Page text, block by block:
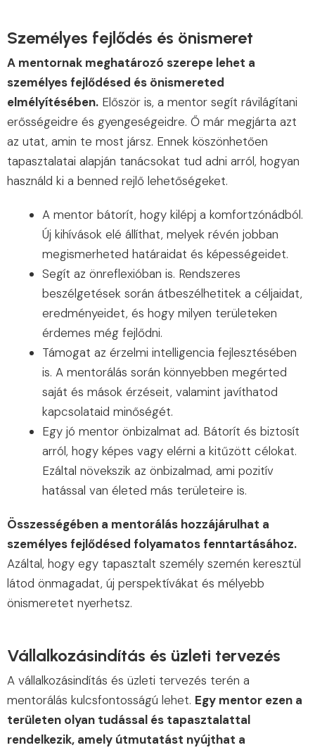
Személyes fejlődés és önismeret
A mentornak meghatározó szerepe lehet a
személyes fejlődésed és önismereted
elmélyítésében. Először is, a mentor segít rávilágítani
erősségeidre és gyengeségeidre. Ő már megjárta azt
az utat, amin te most jársz. Ennek köszönhetően
tapasztalatai alapján tanácsokat tud adni arról, hogyan
használd ki a benned rejlő lehetőségeket.
A mentor bátorít, hogy kilépj a komfortzónádból.
Új kihívások elé állíthat, melyek révén jobban
megismerheted határaidat és képességeidet.
Segít az önreflexióban is. Rendszeres
beszélgetések során átbeszélhetitek a céljaidat,
eredményeidet, és hogy milyen területeken
érdemes még fejlődni.
Támogat az érzelmi intelligencia fejlesztésében
is. A mentorálás során könnyebben megérted
saját és mások érzéseit, valamint javíthatod
kapcsolataid minőségét.
Egy jó mentor önbizalmat ad. Bátorít és biztosít
arról, hogy képes vagy elérni a kitűzött célokat.
Ezáltal növekszik az önbizalmad, ami pozitív
hatással van életed más területeire is.
Összességében a mentorálás hozzájárulhat a
személyes fejlődésed folyamatos fenntartásához.
Azáltal, hogy egy tapasztalt személy szemén keresztül
látod önmagadat, új perspektívákat és mélyebb
önismeretet nyerhetsz.
Vállalkozásindítás és üzleti tervezés
A vállalkozásindítás és üzleti tervezés terén a
mentorálás kulcsfontosságú lehet. Egy mentor ezen a
területen olyan tudással és tapasztalattal
rendelkezik, amely útmutatást nyújthat a